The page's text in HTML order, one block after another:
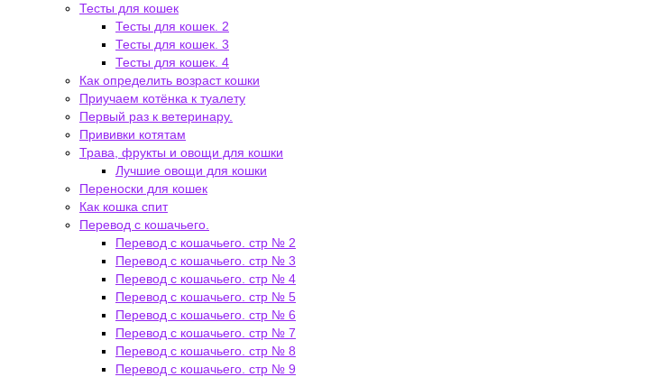
Тесты для кошек
Тесты для кошек. 2
Тесты для кошек. 3
Тесты для кошек. 4
Как определить возраст кошки
Приучаем котёнка к туалету
Первый раз к ветеринару.
Прививки котятам
Трава, фрукты и овощи для кошки
Лучшие овощи для кошки
Переноски для кошек
Как кошка спит
Перевод с кошачьего.
Перевод с кошачьего. стр № 2
Перевод с кошачьего. стр № 3
Перевод с кошачьего. стр № 4
Перевод с кошачьего. стр № 5
Перевод с кошачьего. стр № 6
Перевод с кошачьего. стр № 7
Перевод с кошачьего. стр № 8
Перевод с кошачьего. стр № 9